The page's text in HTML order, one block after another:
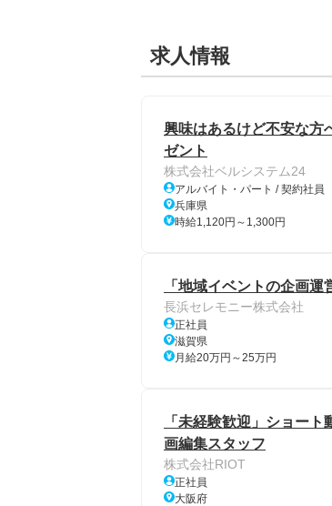
求人情報
興味はあるけど不安な方
ゼント
株式会社ベルシステム24
アルバイト・パート / 契約社員
兵庫県
時給1,120円～1,300円
「地域イベントの企画
長浜セレモニー株式会社
正社員
滋賀県
月給20万円～25万円
「未経験歓迎」ショー
画編集スタッフ
株式会社RIOT
正社員
大阪府